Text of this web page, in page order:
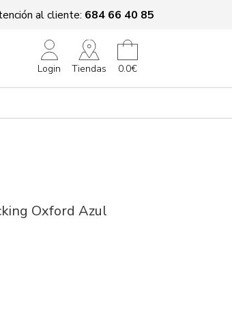
al cliente: 684 66 40 85
Login Tiendas 0.0€
Oxford Azul